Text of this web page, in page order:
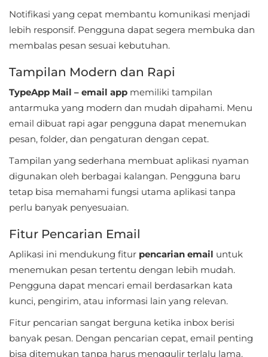
&
Health
&
Fitness
Home
Libraries
&
Demo
Maps
&
Navigation
Notifikasi yang cepat membantu komunikasi menjadi
lebih responsif. Pengguna dapat segera membuka dan
membalas pesan sesuai kebutuhan.
Tampilan Modern dan Rapi
TypeApp Mail – email app memiliki tampilan
antarmuka yang modern dan mudah dipahami. Menu
email dibuat rapi agar pengguna dapat menemukan
pesan, folder, dan pengaturan dengan cepat.
Tampilan yang sederhana membuat aplikasi nyaman
digunakan oleh berbagai kalangan. Pengguna baru
tetap bisa memahami fungsi utama aplikasi tanpa
perlu banyak penyesuaian.
Fitur Pencarian Email
Aplikasi ini mendukung fitur pencarian email untuk
menemukan pesan tertentu dengan lebih mudah.
Pengguna dapat mencari email berdasarkan kata
kunci, pengirim, atau informasi lain yang relevan.
Fitur pencarian sangat berguna ketika inbox berisi
banyak pesan. Dengan pencarian cepat, email penting
bisa ditemukan tanpa harus menggulir terlalu lama.